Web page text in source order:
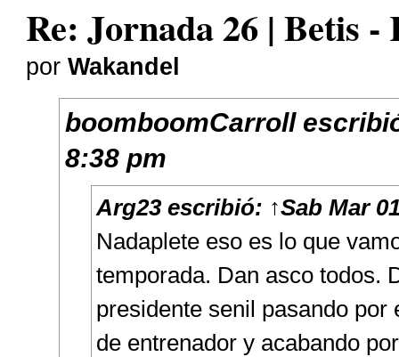
Re: Jornada 26 | Betis
porWakandel
boomboomCarroll
8:38 pm
Arg23escribió: ↑Sab Mar
Nadaplete eso es lo que
temporada. Dan asco todos.
presidente senil pasando por
de entrenador y acabando